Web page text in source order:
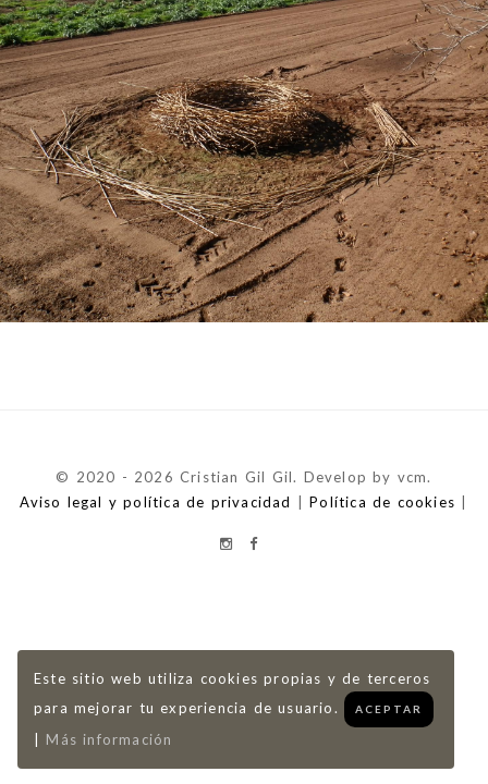
Este sitio web utiliza cookies propias y de terceros
para mejorar tu experiencia de usuario.
ACEPTAR
Más información
© 2020 - 2026 Cristian Gil Gil. Develop by vcm.
Aviso legal y política de privacidad
|Política de cookies